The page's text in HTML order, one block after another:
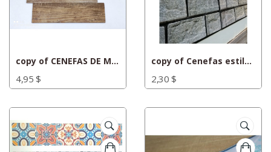
copy of CENEFAS DE MADERA
4,95 $
copy of Cenefas estilo ladrillos de piedra 1
2,30 $